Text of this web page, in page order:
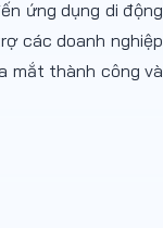
ứng dụng di động
các doanh nghiệp
mắt thành công và